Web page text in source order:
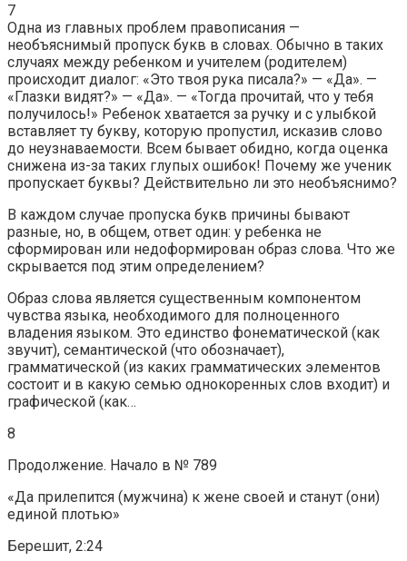
7
Одна из главных проблем правописания —
необъяснимый пропуск букв в словах. Обычно в таких
случаях между ребенком и учителем (родителем)
происходит диалог: «Это твоя рука писала?» — «Да». —
«Глазки видят?» — «Да». — «Тогда прочитай, что у тебя
получилось!» Ребенок хватается за ручку и с улыбкой
вставляет ту букву, которую пропустил, исказив слово
до неузнаваемости. Всем бывает обидно, когда оценка
снижена из-за таких глупых ошибок! Почему же ученик
пропускает буквы? Действительно ли это необъяснимо?
В каждом случае пропуска букв причины бывают
разные, но, в общем, ответ один: у ребенка не
сформирован или недоформирован образ слова. Что же
скрывается под этим определением?
Образ слова является существенным компонентом
чувства языка, необходимого для полноценного
владения языком. Это единство фонематической (как
звучит), семантической (что обозначает),
грамматической (из каких грамматических элементов
состоит и в какую семью однокоренных слов входит) и
графической (как…
8
Продолжение. Начало в № 789
«Да прилепится (мужчина) к жене своей и станут (они)
единой плотью»
Берешит, 2:24